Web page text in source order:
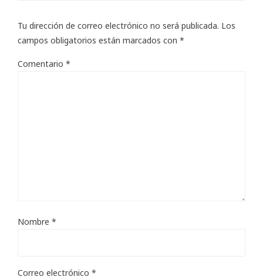
Tu dirección de correo electrónico no será publicada. Los
campos obligatorios están marcados con *
Comentario *
Nombre *
Correo electrónico *